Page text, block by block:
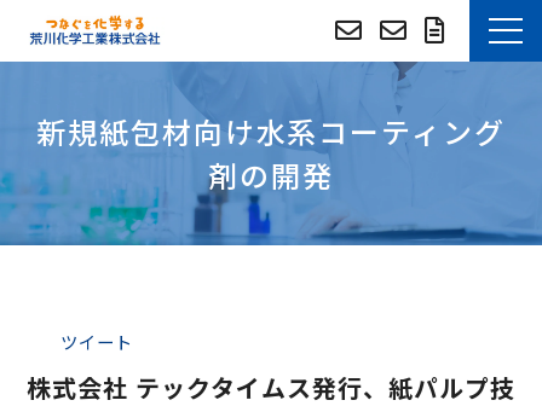
技術・事例紹介
技術資料DLサイト (English)
新規紙包材向け水系コーティング
剤の開発
ツイート
株式会社 テックタイムス発行、紙パルプ技